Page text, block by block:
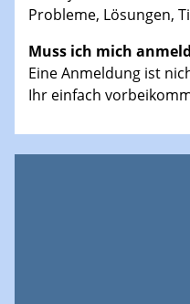
Probleme, Lösungen,
Muss ich mich
Eine Anmeldung ist
Ihr einfach